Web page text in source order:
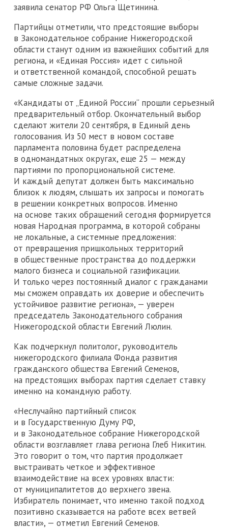
заявила сенатор РФ Ольга Щетинина.
Партийцы отметили, что предстоящие выборы
в Законодательное собрание Нижегородской
области станут одним из важнейших событий для
региона, и «Единая Россия» идет с сильной
и ответственной командой, способной решать
самые сложные задачи.
«Кандидаты от „Единой России“ прошли серьезный
предварительный отбор. Окончательный выбор
сделают жители 20 сентября, в Единый день
голосования. Из 50 мест в новом составе
парламента половина будет распределена
в одномандатных округах, еще 25 — между
партиями по пропорциональной системе.
И каждый депутат должен быть максимально
близок к людям, слышать их запросы и помогать
в решении конкретных вопросов. Именно
на основе таких обращений сегодня формируется
новая Народная программа, в которой собраны
не локальные, а системные предложения:
от превращения пришкольных территорий
в общественные пространства до поддержки
малого бизнеса и социальной газификации.
И только через постоянный диалог с гражданами
мы сможем оправдать их доверие и обеспечить
устойчивое развитие региона», — уверен
председатель Законодательного собрания
Нижегородской области Евгений Люлин.
Как подчеркнул политолог, руководитель
нижегородского филиала Фонда развития
гражданского общества Евгений Семенов,
на предстоящих выборах партия сделает ставку
именно на командную работу.
«Неслучайно партийный список
и в Государственную Думу РФ,
и в Законодательное собрание Нижегородской
области возглавляет глава региона Глеб Никитин.
Это говорит о том, что партия продолжает
выстраивать четкое и эффективное
взаимодействие на всех уровнях власти:
от муниципалитетов до верхнего звена.
Избиратель понимает, что именно такой подход
позитивно сказывается на работе всех ветвей
власти», — отметил Евгений Семенов.